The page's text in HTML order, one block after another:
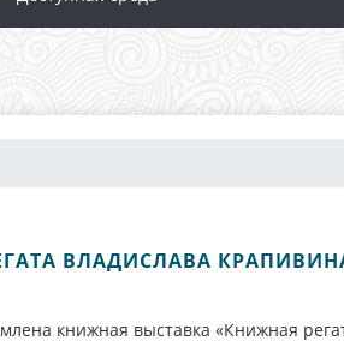
ВЛАДИСЛАВА
книжная выставка «Книжная